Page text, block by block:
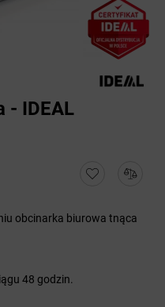
- IDEAL
obcinarka biurowa tnąca
48 godzin.